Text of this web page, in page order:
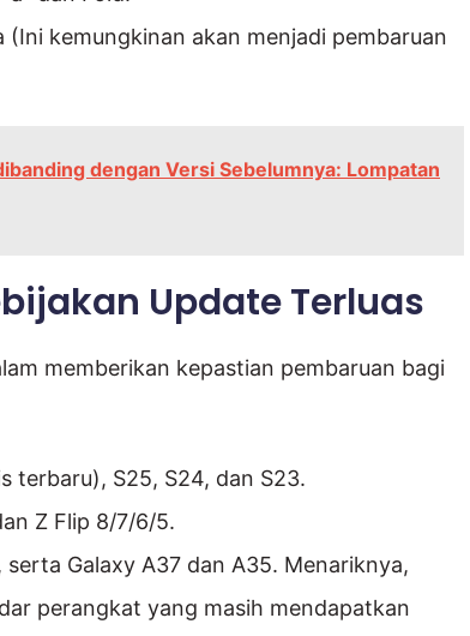
(Ini kemungkinan akan menjadi pembaruan
dengan Versi Sebelumnya: Lompatan
Update Terluas
memberikan kepastian pembaruan bagi
terbaru), S25, S24, dan S23.
Z Flip 8/7/6/5.
serta Galaxy A37 dan A35. Menariknya,
perangkat yang masih mendapatkan